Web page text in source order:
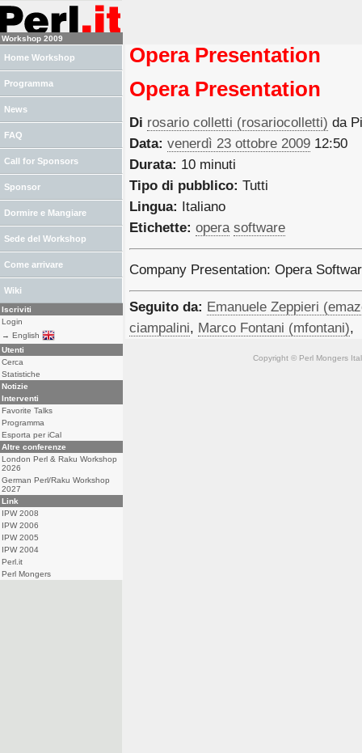
Opera Presentation
Opera Presentation
Di rosario colletti (‎rosariocolletti‎) da
Data: venerdì 23 ottobre 2009 12:50
Durata: 10 minuti
Tipo di pubblico: Tutti
Lingua:
Italiano
Etichette: opera software
Company Presentation: Opera
Seguito da: Emanuele Zeppieri
ciampalini, Marco Fontani (‎mfontani‎),
Copyright © Perl Mongers
Workshop 2009
Home Workshop
Programma
News
FAQ
Call for Sponsors
Sponsor
Dormire e Mangiare
Sede del Workshop
Come arrivare
Wiki
Iscriviti
Login
→ English
Utenti
Cerca
Statistiche
Notizie
Interventi
Favorite Talks
Programma
Esporta per iCal
Altre conferenze
London Perl & Raku Workshop
2026
German Perl/Raku Workshop
2027
Link
IPW 2008
IPW 2006
IPW 2005
IPW 2004
Perl.it
Perl Mongers